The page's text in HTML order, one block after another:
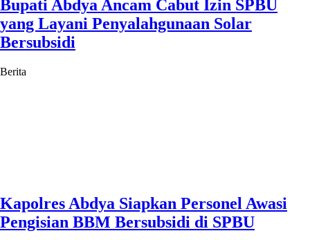
Bupati Abdya Ancam Cabut Izin SPBU
yang Layani Penyalahgunaan Solar
Bersubsidi
Berita
Kapolres Abdya Siapkan Personel Awasi
Pengisian BBM Bersubsidi di SPBU